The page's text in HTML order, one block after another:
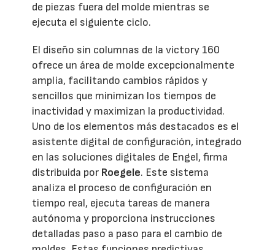
de piezas fuera del molde mientras se
ejecuta el siguiente ciclo.
El diseño sin columnas de la victory 160
ofrece un área de molde excepcionalmente
amplia, facilitando cambios rápidos y
sencillos que minimizan los tiempos de
inactividad y maximizan la productividad.
Uno de los elementos más destacados es el
asistente digital de configuración, integrado
en las soluciones digitales de Engel, firma
distribuida por Roegele. Este sistema
analiza el proceso de configuración en
tiempo real, ejecuta tareas de manera
autónoma y proporciona instrucciones
detalladas paso a paso para el cambio de